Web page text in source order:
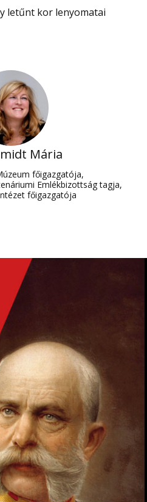
letűnt kor lenyomatai
Mária
főigazgatója,
Emlékbizottság tagja,
főigazgatója